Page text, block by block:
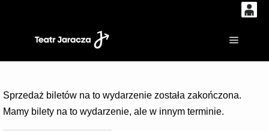
14 53
Sprzedaż biletów na to wydarzenie została zakończona.
Mamy bilety na to wydarzenie, ale w innym terminie.